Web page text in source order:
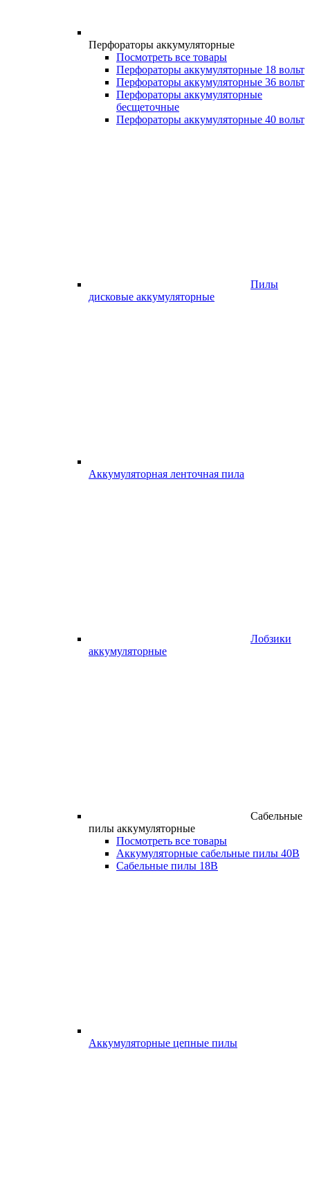
Перфораторы аккумуляторные
Посмотреть все товары
Перфораторы аккумуляторные 18 вольт
Перфораторы аккумуляторные 36 вольт
Перфораторы аккумуляторные
бесщеточные
Перфораторы аккумуляторные 40 вольт
Пилы
дисковые аккумуляторные
Аккумуляторная ленточная пила
Лобзики
аккумуляторные
Сабельные
пилы аккумуляторные
Посмотреть все товары
Аккумуляторные сабельные пилы 40В
Сабельные пилы 18В
Аккумуляторные цепные пилы